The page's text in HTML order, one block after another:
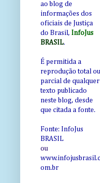
ao blog de
informações dos
oficiais de Justiça
do Brasil, InfoJus
BRASIL.
É permitida a
reprodução total ou
parcial de qualquer
texto publicado
neste blog, desde
que citada a fonte.
Fonte: InfoJus
BRASIL
ou
www.infojusbrasil.c
om.br